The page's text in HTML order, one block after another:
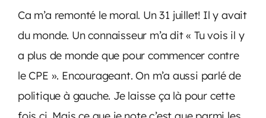
Ca m’a remonté le moral. Un 31 juillet! Il y avait
du monde. Un connaisseur m’a dit « Tu vois il y
a plus de monde que pour commencer contre
le CPE ». Encourageant. On m’a aussi parlé de
politique à gauche. Je laisse ça là pour cette